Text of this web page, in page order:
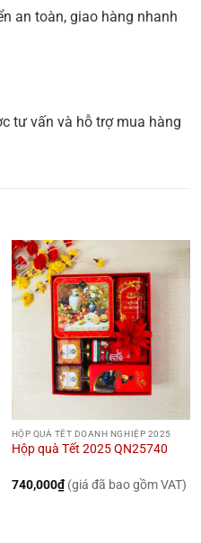
an toàn, giao hàng nhanh
tư vấn và hỗ trợ mua hàng
HỘP QUÀ TẾT DOANH NGHIỆP 2025
Hộp quà Tết 2025 QN25740
740,000₫ (giá đã bao gồm VAT)